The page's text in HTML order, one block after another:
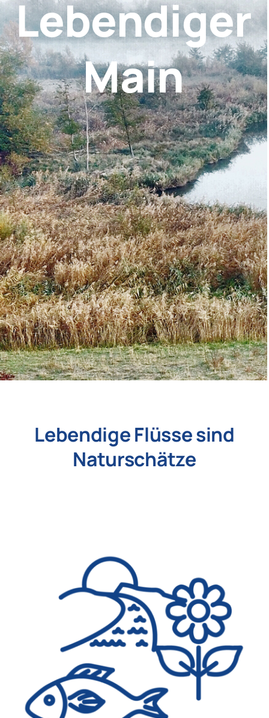
Lebendiger
Main
Lebendige Flüsse sind
Naturschätze